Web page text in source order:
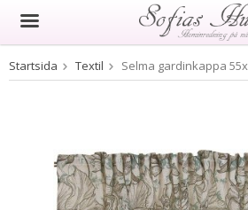
Produkten har blivit tillagd i
Startsida Textil Selma gardinkappa